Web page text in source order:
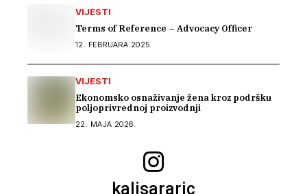
VIJESTI
Terms of Reference – Advocacy Officer
12. FEBRUARA 2025.
VIJESTI
Ekonomsko osnaživanje žena kroz podršku
poljoprivrednoj proizvodnji
22. MAJA 2026.
kalisararic